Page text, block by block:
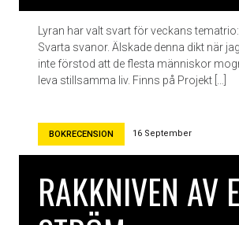
Lyran har valt svart för veckans
Svarta svanor. Älskade denna dikt när
inte förstod att de flesta människor
leva stillsamma liv. Finns på Projekt […]
BOKRECENSION 16 September
RAKKNIVEN AV